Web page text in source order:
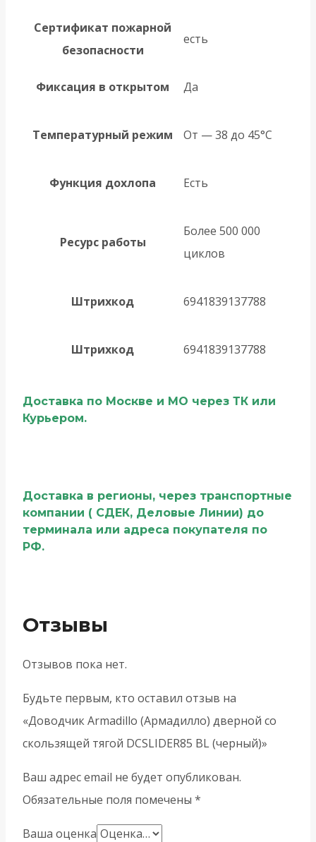
Сертификат пожарной
безопасности
есть
Фиксация в открытом Да
Температурный режим От — 38 до 45°C
Функция дохлопа Есть
Ресурс работы
Более 500 000
циклов
Штрихкод 6941839137788
Штрихкод 6941839137788
Доставка по Москве и МО через ТК или
Курьером.
Доставка в регионы, через транспортные
компании ( СДЕК, Деловые Линии) до
терминала или адреса покупателя по
РФ.
Отзывы
Отзывов пока нет.
Будьте первым, кто оставил отзыв на
«Доводчик Armadillo (Армадилло) дверной со
скользящей тягой DCSLIDER85 BL (черный)»
Ваш адрес email не будет опубликован.
Обязательные поля помечены *
Ваша оценка